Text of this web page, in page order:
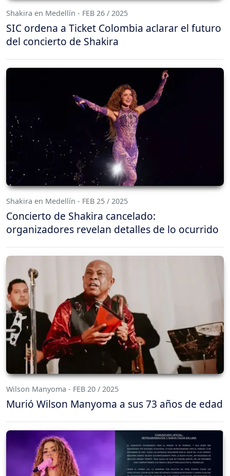
Shakira en Medellín - FEB 26 / 2025
SIC ordena a Ticket Colombia aclarar el futuro
del concierto de Shakira
Shakira en Medellín - FEB 25 / 2025
Concierto de Shakira cancelado:
organizadores revelan detalles de lo ocurrido
Wilson Manyoma - FEB 20 / 2025
Murió Wilson Manyoma a sus 73 años de edad